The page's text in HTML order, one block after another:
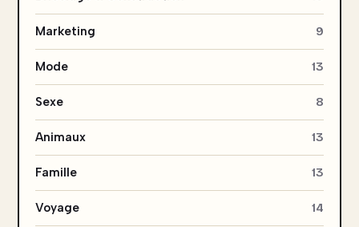
Marketing 9
Mode 13
Sexe 8
Animaux 13
Famille 13
Voyage 14